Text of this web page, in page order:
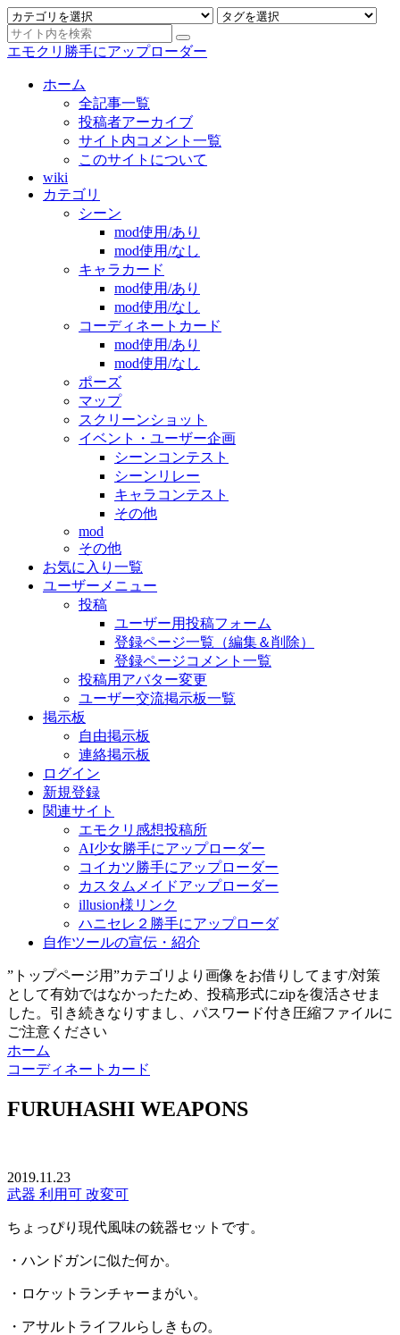
エモクリ勝手にアップローダー
ホーム
全記事一覧
投稿者アーカイブ
サイト内コメント一覧
このサイトについて
wiki
カテゴリ
シーン
mod使用/あり
mod使用/なし
キャラカード
mod使用/あり
mod使用/なし
コーディネートカード
mod使用/あり
mod使用/なし
ポーズ
マップ
スクリーンショット
イベント・ユーザー企画
シーンコンテスト
シーンリレー
キャラコンテスト
その他
mod
その他
お気に入り一覧
ユーザーメニュー
投稿
ユーザー用投稿フォーム
登録ページ一覧（編集＆削除）
登録ページコメント一覧
投稿用アバター変更
ユーザー交流掲示板一覧
掲示板
自由掲示板
連絡掲示板
ログイン
新規登録
関連サイト
エモクリ感想投稿所
AI少女勝手にアップローダー
コイカツ勝手にアップローダー
カスタムメイドアップローダー
illusion様リンク
ハニセレ２勝手にアップローダ
自作ツールの宣伝・紹介
”トップページ用”カテゴリより画像をお借りしてます/対策
として有効ではなかったため、投稿形式にzipを復活させま
した。引き続きなりすまし、パスワード付き圧縮ファイルに
ご注意ください
ホーム
コーディネートカード
FURUHASHI WEAPONS
2019.11.23
武器 利用可 改変可
ちょっぴり現代風味の銃器セットです。
・ハンドガンに似た何か。
・ロケットランチャーまがい。
・アサルトライフルらしきもの。